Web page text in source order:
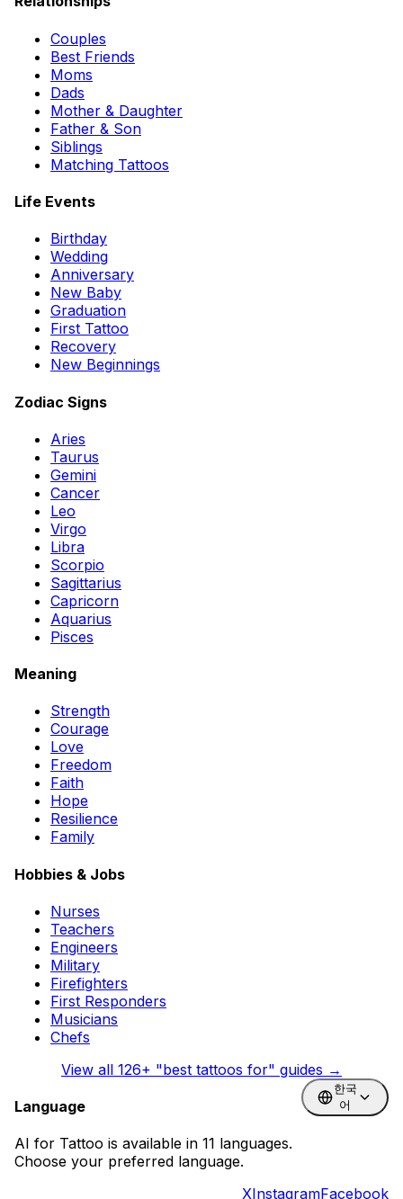
Couples
Best Friends
Moms
Dads
Mother & Daughter
Father & Son
Siblings
Matching Tattoos
Life Events
Birthday
Wedding
Anniversary
New Baby
Graduation
First Tattoo
Recovery
New Beginnings
Zodiac Signs
Aries
Taurus
Gemini
Cancer
Leo
Virgo
Libra
Scorpio
Sagittarius
Capricorn
Aquarius
Pisces
Meaning
Strength
Courage
Love
Freedom
Faith
Hope
Resilience
Family
Hobbies & Jobs
Nurses
Teachers
Engineers
Military
Firefighters
First Responders
Musicians
Chefs
View all 126+ "best tattoos for" guides →
Language
AI for Tattoo is available in 11 languages.
Choose your preferred language.
한국
어
XInstagramFacebook